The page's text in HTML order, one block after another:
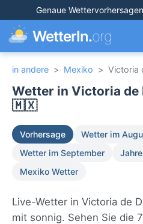
Genaue Wettervorhersagen
WetterIn.org
in andere > Mexiko > Victoria
Wetter in Victoria de
🇲🇽
Vorhersage
Wetter im
Wetter im September
Mexiko Wetter
Live-Wetter in Victoria de
mit sonnig. Sehen Sie die